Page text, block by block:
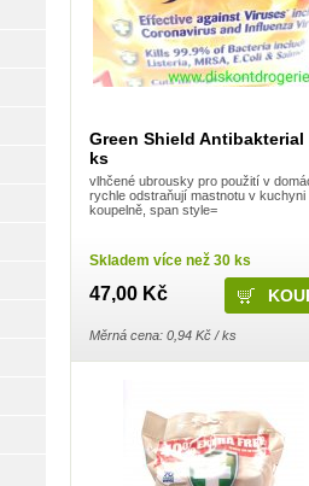
Green Shield Antibakterial
ks
vlhčené ubrousky pro použití v
rychle odstraňují mastnotu v kuchyni
koupelně, span style=
Skladem více než 30 ks
47,00 Kč
Měrná cena: 0,94 Kč / ks